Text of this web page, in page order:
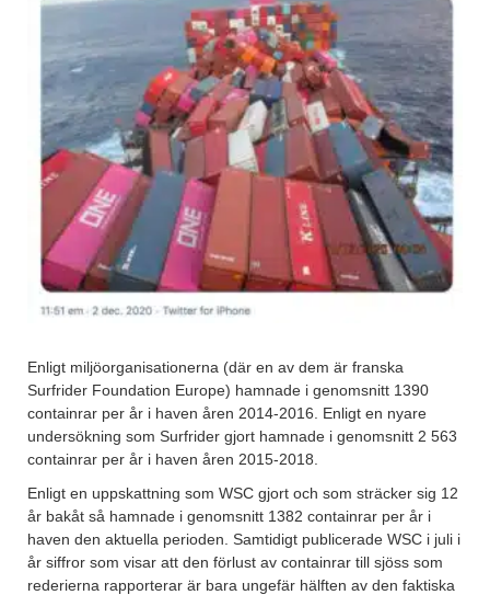
Enligt miljöorganisationerna (där en av dem är franska
Surfrider Foundation Europe) hamnade i genomsnitt 1390
containrar per år i haven åren 2014-2016. Enligt en nyare
undersökning som Surfrider gjort hamnade i genomsnitt 2 563
containrar per år i haven åren 2015-2018.
Enligt en uppskattning som WSC gjort och som sträcker sig 12
år bakåt så hamnade i genomsnitt 1382 containrar per år i
haven den aktuella perioden. Samtidigt publicerade WSC i juli i
år siffror som visar att den förlust av containrar till sjöss som
rederierna rapporterar är bara ungefär hälften av den faktiska